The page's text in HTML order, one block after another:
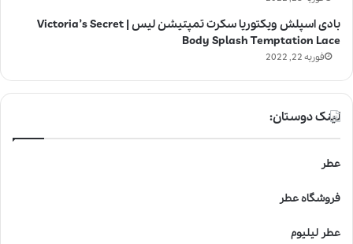
بادی اسپلش ویکتوریا سکرت تمپتیشن لیس | Victoria’s Secret
Body Splash Temptation Lace
فوریه 22, 2022
لینک دوستان:
عطر
فروشگاه عطر
عطر لیلیوم